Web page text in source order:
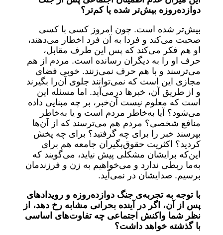
دوازده‌روزه بیش‌تر شده یا کم‌تر؟
بیش‌تر شده است. چون امروز کسی با کسی
صحبت می‌کند و فردا به آن فرد اخطار می‌دهند،
او هم فکر می‌کند که پس این طرف مقابل،
حرف او را به دیگران رسانده است. مردم از هم
می‌ترسند و با هم حرف نمی‌زنند. خوبی فضای
مجازی این است که نمی‌توانند جلوی آن‌را بگیرند
و از طریق آن، خبرها درمی‌آید. اما مسئله این
است که معلوم نیست آن‌خبر، بر چه مبنایی داده
می‌شود؟ آیا به‌خاطر مردم است و یا به‌خاطر
منافع شخصی؟ مردم هم می‌ترسند که از آن‌ها
بپرسند خبر را برای چه گرفتید؟ برای چه پخش
کردید؟ اکثریت حقوق‌بگیران جامعه هم برای
این‌که برایشان مشکلی پیش نیاید، می‌گویند که
به‌ما ربطی ندارد و می‌خواهیم به زن و فرزندمان
برسیم. صدایشان در نمی‌آید.
با توجه به تجربه‌ی جنگ دوازده‌روزه و رویدادهای
پس از آن، اگر در آینده بحرانی مشابه رخ دهد، از
نظر شما واکنش اجتماعی چه تفاوت‌های اساسی
با گذشته خواهد داشت؟